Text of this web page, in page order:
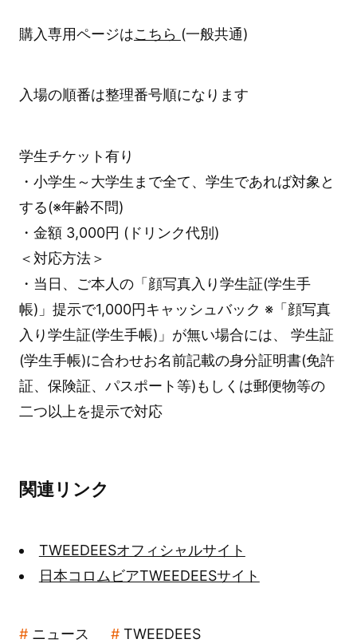
購入専用ページはこちら (一般共通)
入場の順番は整理番号順になります
学生チケット有り
・小学生～大学生まで全て、学生であれば対象と
する(※年齢不問)
・金額 3,000円 (ドリンク代別)
＜対応方法＞
・当日、ご本人の「顔写真入り学生証(学生手
帳)」提示で1,000円キャッシュバック ※「顔写真
入り学生証(学生手帳)」が無い場合には、 学生証
(学生手帳)に合わせお名前記載の身分証明書(免許
証、保険証、パスポート等)もしくは郵便物等の
二つ以上を提示で対応
関連リンク
TWEEDEESオフィシャルサイト
日本コロムビアTWEEDEESサイト
ニュース TWEEDEES